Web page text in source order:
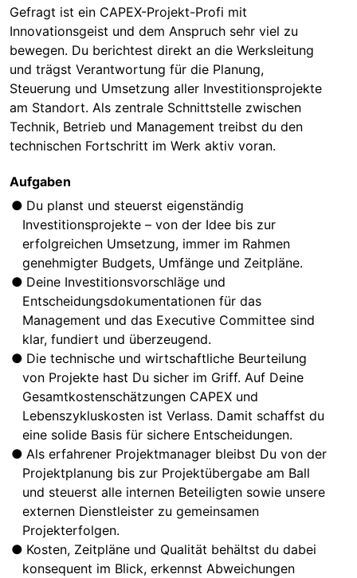
Gefragt ist ein CAPEX-Projekt-Profi mit
Innovationsgeist und dem Anspruch sehr viel zu
bewegen. Du berichtest direkt an die Werksleitung
und trägst Verantwortung für die Planung,
Steuerung und Umsetzung aller Investitionsprojekte
am Standort. Als zentrale Schnittstelle zwischen
Technik, Betrieb und Management treibst du den
technischen Fortschritt im Werk aktiv voran.
Aufgaben
Du planst und steuerst eigenständig
Investitionsprojekte – von der Idee bis zur
erfolgreichen Umsetzung, immer im Rahmen
genehmigter Budgets, Umfänge und Zeitpläne.
Deine Investitionsvorschläge und
Entscheidungsdokumentationen für das
Management und das Executive Committee sind
klar, fundiert und überzeugend.
Die technische und wirtschaftliche Beurteilung
von Projekte hast Du sicher im Griff. Auf Deine
Gesamtkostenschätzungen CAPEX und
Lebenszykluskosten ist Verlass. Damit schaffst du
eine solide Basis für sichere Entscheidungen.
Als erfahrener Projektmanager bleibst Du von der
Projektplanung bis zur Projektübergabe am Ball
und steuerst alle internen Beteiligten sowie unsere
externen Dienstleister zu gemeinsamen
Projekterfolgen.
Kosten, Zeitpläne und Qualität behältst du dabei
konsequent im Blick, erkennst Abweichungen